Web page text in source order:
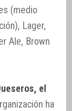
(medio
Lager,
Ale, Brown
el
ha